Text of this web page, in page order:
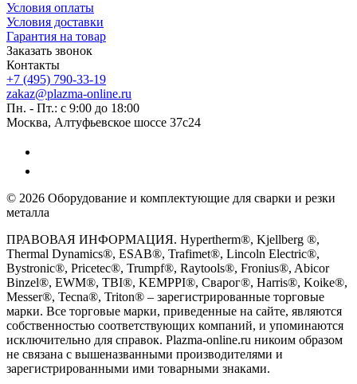
Условия оплаты
Условия доставки
Гарантия на товар
Заказать звонок
Контакты
+7 (495) 790-33-19
zakaz@plazma-online.ru
Пн. - Пт.: с 9:00 до 18:00
Москва, Алтуфьевское шоссе 37с24
© 2026 Оборудование и комплектующие для сварки и резки
металла
ПРАВОВАЯ ИНФОРМАЦИЯ. Hypertherm®, Kjellberg ®,
Thermal Dynamics®, ESAB®, Trafimet®, Lincoln Electric®,
Bystronic®, Pricetec®, Trumpf®, Raytools®, Fronius®, Abicor
Binzel®, EWM®, TBI®, KEMPPI®, Сварог®, Harris®, Koike®,
Messer®, Tecna®, Triton® – зарегистрированные торговые
марки. Все торговые марки, приведенные на сайте, являются
собственностью соответствующих компаний, и упоминаются
исключительно для справок. Plazma-online.ru никоим образом
не связана с вышеназванными производителями и
зарегистрированными ими товарными знаками.